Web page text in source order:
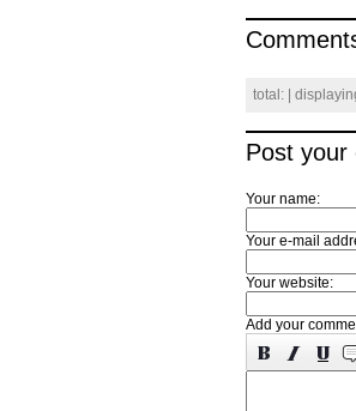
total: |
Post your
Your name:
Your e-mail
Your website:
Add your